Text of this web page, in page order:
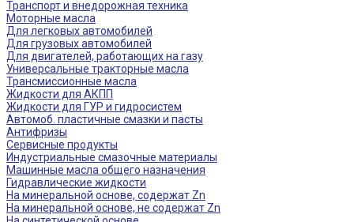
Транспорт и внедорожная техника
Моторные масла
Для легковых автомобилей
Для грузовых автомобилей
Для двигателей, работающих на газу
Универсальные тракторные масла
Трансмиссионные масла
Жидкости для АКПП
Жидкости для ГУР и гидросистем
Автомоб. пластичные смазки и пасты
Антифризы
Сервисные продукты
Индустриальные смазочные материалы
Машинные масла общего назначения
Гидравлические жидкости
На минеральной основе, содержат Zn
На минеральной основе, не содержат Zn